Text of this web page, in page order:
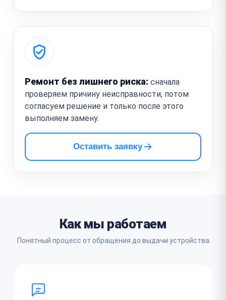
Ремонт без лишнего риска: сначала
проверяем причину неисправности, потом
согласуем решение и только после этого
выполняем замену.
Оставить заявку
Как мы работаем
Понятный процесс от обращения до выдачи устройства